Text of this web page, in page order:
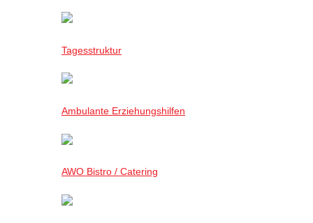
Tagesstruktur
Ambulante Erziehungshilfen
AWO Bistro / Catering